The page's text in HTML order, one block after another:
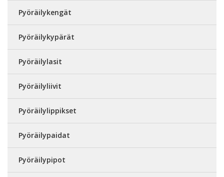
Pyöräilykengät
Pyöräilykypärät
Pyöräilylasit
Pyöräilyliivit
Pyöräilylippikset
Pyöräilypaidat
Pyöräilypipot